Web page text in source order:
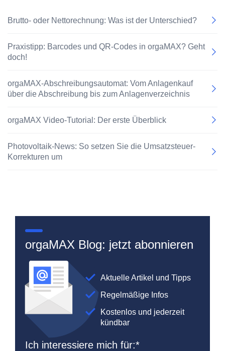
Brutto- oder Nettorechnung: Was ist der Unterschied?
Praxistipp: Barcodes und QR-Codes in orgaMAX? Geht
doch!
orgaMAX-Abschreibungsautomat: Vom Anlagenkauf
über die Abschreibung bis zum Anlagenverzeichnis
orgaMAX Video-Tutorial: Der erste Überblick
Photovoltaik-News: So setzen Sie die Umsatzsteuer-
Korrekturen um
orgaMAX Blog: jetzt abonnieren
Aktuelle Artikel und Tipps
Regelmäßige Infos
Kostenlos und jederzeit
kündbar
Ich interessiere mich für:*